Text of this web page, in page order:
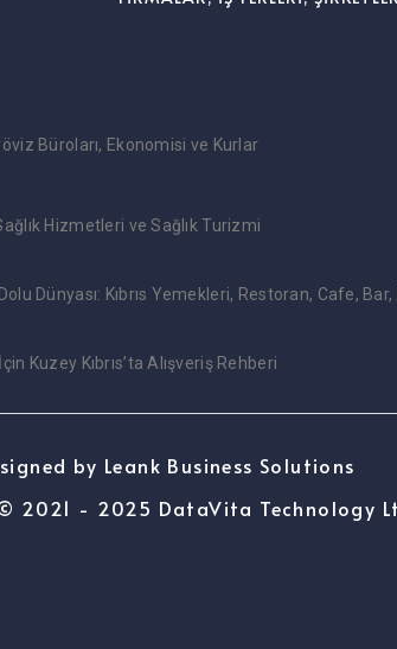
Döviz Büroları, Ekonomisi ve Kurlar
Hizmetleri ve Sağlık Turizmi
Dolu Dünyası: Kıbrıs Yemekleri, Restoran, Cafe,
Kuzey Kıbrıs’ta Alışveriş Rehberi
by Leank Business Solutions
2021 - 2025 DataVita Technology